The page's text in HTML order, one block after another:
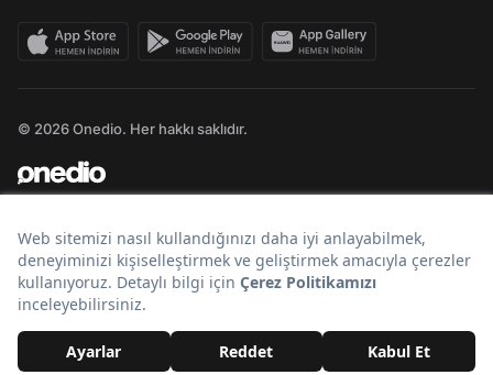
© 2026 Onedio. Her hakkı saklıdır.
Bir markasıdır.